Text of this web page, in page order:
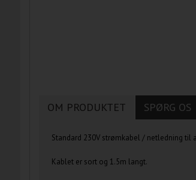
OM PRODUKTET SPØRG OS
Standard 230V strømkabel / netledning til
Kablet er sort og 1.5m langt.